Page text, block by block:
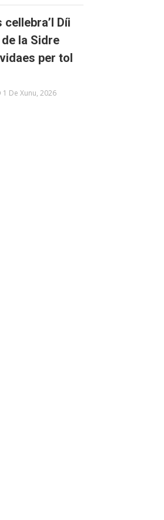
Díi
la Sidre
per tol
1 De Xunu, 2026